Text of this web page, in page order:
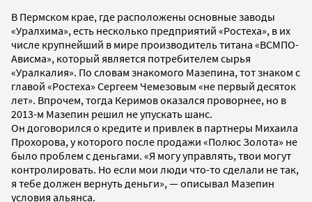
В Пермском крае, где расположены основные заводы
«Уралхима», есть несколько предприятий «Ростеха», в их
числе крупнейший в мире производитель титана «ВСМПО-
Ависма», который является потребителем сырья
«Уралкалия». По словам знакомого Мазепина, тот знаком с
главой «Ростеха» Сергеем Чемезовым «не первый десяток
лет». Впрочем, тогда Керимов оказался проворнее, но в
2013-м Мазепин решил не упускать шанс.
Он договорился о кредите и привлек в партнеры Михаила
Прохорова, у которого после продажи «Полюс Золота» не
было проблем с деньгами. «Я могу управлять, твои могут
контролировать. Но если мои люди что-то сделали не так,
я тебе должен вернуть деньги», — описывал Мазепин
условия альянса.